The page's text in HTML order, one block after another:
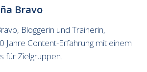
Bravo
Bloggerin und Trainerin,
Jahre Content-Erfahrung mit einem
für Zielgruppen.